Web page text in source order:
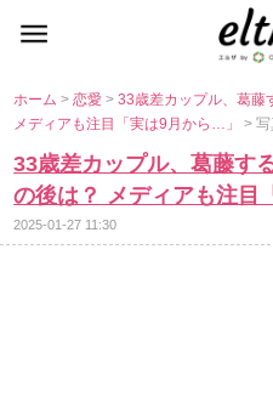
ホーム>恋愛>33歳差カップル、葛藤
メディアも注目「実は9月から…」>
33歳差カップル、葛藤す
の後は？ メディアも注目
2025-01-27 11:30